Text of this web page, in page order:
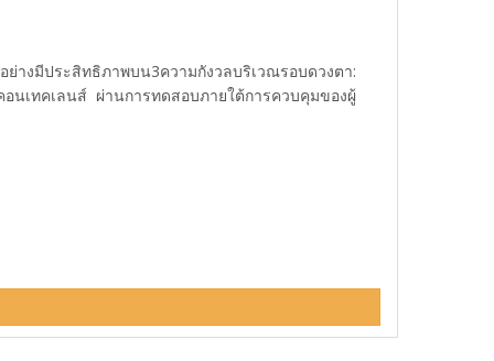
ย่างมีประสิทธิภาพบน3ความกังวลบริเวณรอบดวงตา:
นเทคเลนส์  ผ่านการทดสอบภายใต้การควบคุมของผู้